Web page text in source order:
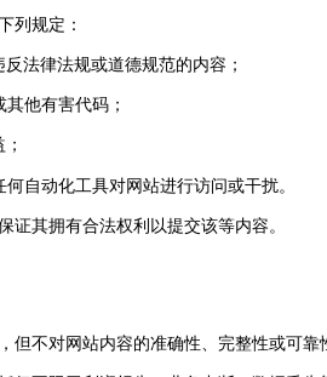
列规定：
法律法规或道德规范的内容；
他有害代码；
自动化工具对网站进行访问或干扰。
证其拥有合法权利以提交该等内容。
不对网站内容的准确性、完整性或可靠